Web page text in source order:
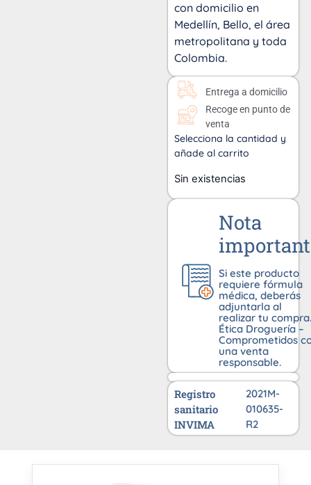
con domicilio en
Medellín, Bello, el área
metropolitana y toda
Colombia.
Entrega a domicilio
Recoge en punto de
venta
Selecciona la cantidad y
añade al carrito
Sin existencias
Nota
Si este producto
requiere fórmula
médica, deberás
adjuntarla al
realizar tu compra.
Ética Droguería –
Comprometidos
una venta
responsable.
Registro
sanitario
INVIMA
2021M-
010635-
R2